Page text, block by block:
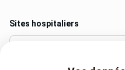
Sites hospitaliers